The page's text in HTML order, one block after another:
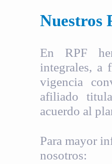
Nuestros
En RPF
integrales, a
vigencia
afiliado
acuerdo al
Para mayor
nosotros: